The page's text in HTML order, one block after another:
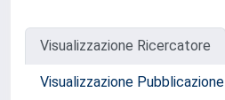
Visualizzazione Ricercatore
Visualizzazione Pubblicazione